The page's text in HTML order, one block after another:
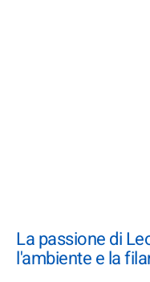
La passione di
l'ambiente e la